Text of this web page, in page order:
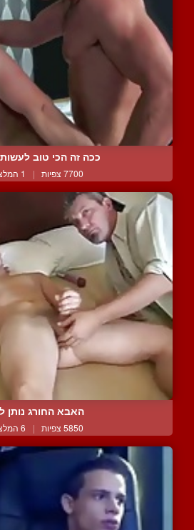
ככה זה הכי טוב
7700 צפיות | 1 המלצות
האבא החורג נותן
5850 צפיות | 6 המלצות